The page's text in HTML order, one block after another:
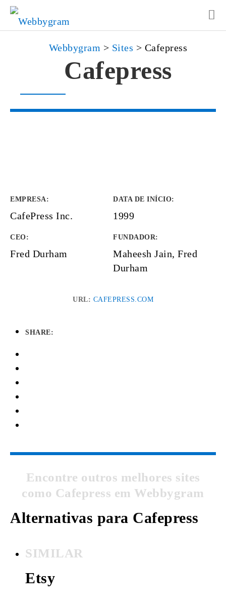
Webbygram > Sites > Cafepress
Cafepress
EMPRESA:
CafePress Inc.
DATA DE INÍCIO:
1999
CEO:
Fred Durham
FUNDADOR:
Maheesh Jain, Fred
Durham
URL: CAFEPRESS.COM
SHARE:
Encontre outros melhores sites
como Cafepress em Webbygram
Alternativas para Cafepress
SIMILAR
Etsy